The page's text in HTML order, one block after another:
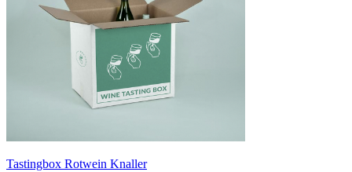
Tastingbox Rotwein Knaller